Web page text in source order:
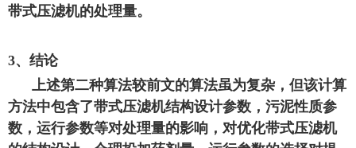
带式压滤机的处理量。
3、结论
上述第二种算法较前文的算法虽为复杂，但该计算
方法中包含了带式压滤机结构设计参数，污泥性质参
数，运行参数等对处理量的影响，对优化带式压滤机